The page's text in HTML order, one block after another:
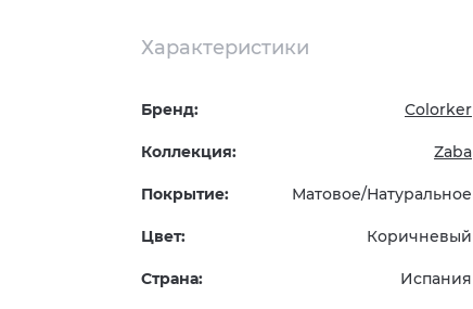
Характеристики
Бренд: Colorker
Коллекция: Zaba
Покрытие: Матовое/Натуральное
Цвет: Коричневый
Страна: Испания